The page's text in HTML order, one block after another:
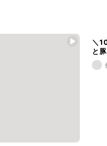
＼
と